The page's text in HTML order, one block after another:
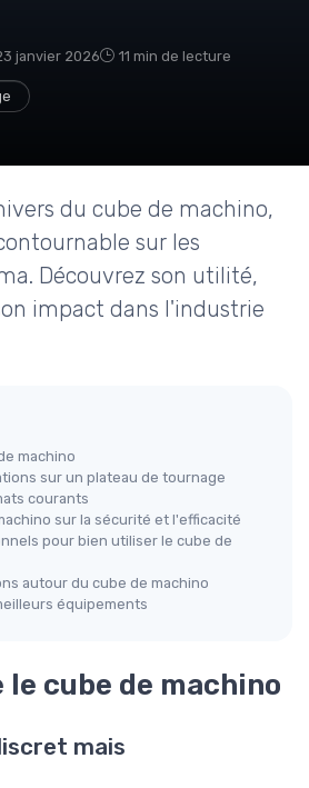
janvier 2026 11 min de lecture
du cube de machino,
sur les
Découvrez son utilité,
impact dans l'industrie
machino
sur un plateau de tournage
courants
sur la sécurité et l'efficacité
pour bien utiliser le cube de
autour du cube de machino
équipements
le cube de machino
mais
j'accepte de recevoir les emails
et les offres de ses partenaires.